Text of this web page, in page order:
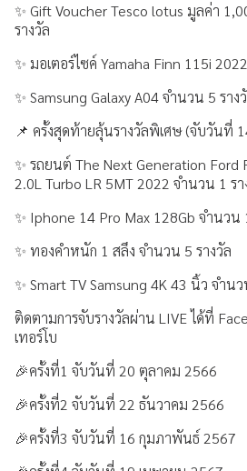
ข่าวสาร กิจกรรม และโปรโมชัน
ข้อมูลต่างๆ
เงื่อนไขการใช้งานเว็บไซต์
ประกาศดอกเบี้ยและค่าธรรมเนียม
การเปิดเผยข้อมูล
ช่องทางการแจ้งเบาะแส / ร้องเรียน
✨ Gift Voucher Tesco lotus มูลค่า
รางวัล
✨ มอเตอร์ไซค์ Yamaha Finn 115i
✨ Samsung Galaxy A04 จำนวน 5 ราง
📌 ครั้งสุดท้ายลุ้นรางวัลพิเศษ (จับวันที่
✨ รถยนต์ The Next Generation Ford
2.0L Turbo LR 5MT 2022 จำนวน 1 รา
✨ Iphone 14 Pro Max 128Gb จำนวน
✨ ทองคำหนัก 1 สลึง จำนวน 5 รางวัล
✨ Smart TV Samsung 4K 43 นิ้ว จำน
ติดตามการจับรางวัลผ่าน LIVE ได้ที่
เทอร์โบ
🎉ครั้งที่1 จับวันที่ 20 ตุลาคม 2566
🎉ครั้งที่2 จับวันที่ 22 ธันวาคม 2566
🎉ครั้งที่3 จับวันที่ 16 กุมภาพันธ์ 2567